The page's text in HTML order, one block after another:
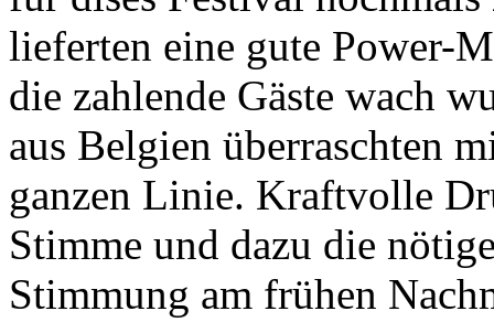
lieferten eine gute Power-
die zahlende Gäste wach
aus Belgien überraschten
ganzen Linie. Kraftvolle
Stimme und dazu die
Stimmung am frühen